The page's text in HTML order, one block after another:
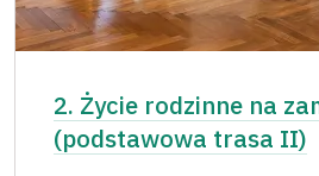
20. 12. ndz.
26. 12. sob.
27. 12. ndz.
2. Życie rodzinne na
(podstawowa trasa II)